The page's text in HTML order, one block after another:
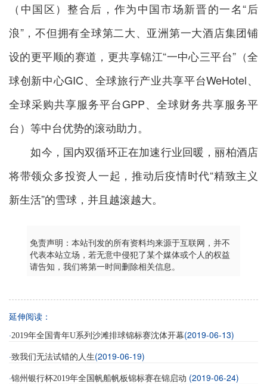
（中国区）整合后，作为中国市场新晋的一名“后
浪”，不但拥有全球第二大、亚洲第一大酒店集团铺
设的更平顺的赛道，更共享锦江“一中心三平台”（全
球创新中心GIC、全球旅行产业共享平台WeHotel、
全球采购共享服务平台GPP、全球财务共享服务平
台）等中台优势的滚动助力。
如今，国内双循环正在加速行业回暖，丽柏酒店
将带领众多投资人一起，推动后疫情时代“精致主义
新生活”的雪球，并且越滚越大。
免责声明：本站刊发的所有资料均来源于互联网，并不
代表本站立场，若无意中侵犯了某个媒体或个人的权益
请告知，我们将第一时间删除相关信息。
延伸阅读：
·2019年全国青年U系列沙滩排球锦标赛沈体开幕(2019-06-13)
·致我们无法试错的人生(2019-06-19)
·锦州银行杯2019年全国帆船帆板锦标赛在锦启动 (2019-06-24)